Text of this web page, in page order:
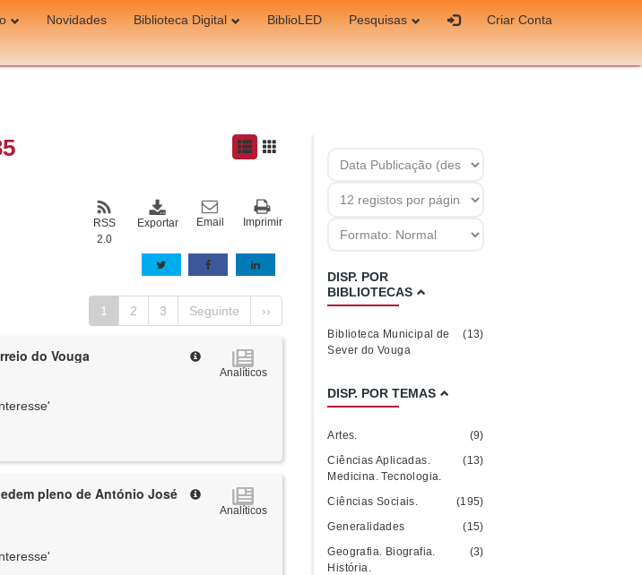
Novidades Biblioteca Digital BiblioLED Pesquisas
Criar Conta
Imprimir
Email
Exportar
RSS
2.0
1 2 3 Seguinte ››
do Vouga
Analíticos
pleno de António José
Analíticos
DISP. POR
BIBLIOTECAS
Biblioteca Municipal de
Sever do Vouga
(13)
DISP. POR TEMAS
Artes.
(9)
Ciências Aplicadas.
Medicina. Tecnologia.
(13)
Ciências Sociais.
(195)
Generalidades
(15)
Geografia. Biografia.
História.
(3)